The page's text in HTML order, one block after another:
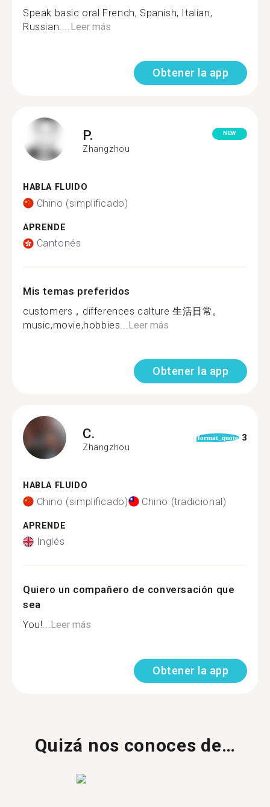
Speak basic oral French, Spanish, Italian,
Russian....Leer más
Obtener la app
P.
Zhangzhou
NEW
HABLA FLUIDO
Chino (simplificado)
APRENDE
Cantonés
Mis temas preferidos
customers，differences calture 生活日常。
music,movie,hobbies...Leer más
Obtener la app
C.
Zhangzhou
format_quote 3
HABLA FLUIDO
Chino (simplificado) Chino (tradicional)
APRENDE
Inglés
Quiero un compañero de conversación que
sea
You!...Leer más
Obtener la app
Quizá nos conoces de…